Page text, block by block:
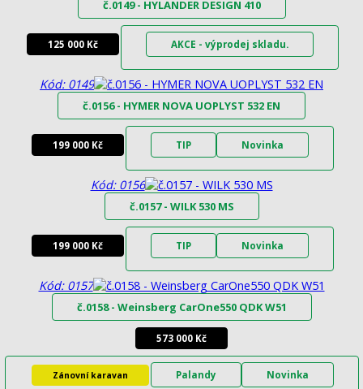
č.0149 - HYLANDER DESIGN 410
125 000 Kč AKCE - výprodej skladu.
Kód: 0149
č.0156 - HYMER NOVA UOPLYST 532 EN
199 000 Kč TIP Novinka
Kód: 0156
č.0157 - WILK 530 MS
199 000 Kč TIP Novinka
Kód: 0157
č.0158 - Weinsberg CarOne550 QDK W51
573 000 Kč
Zánovní karavan Palandy Novinka